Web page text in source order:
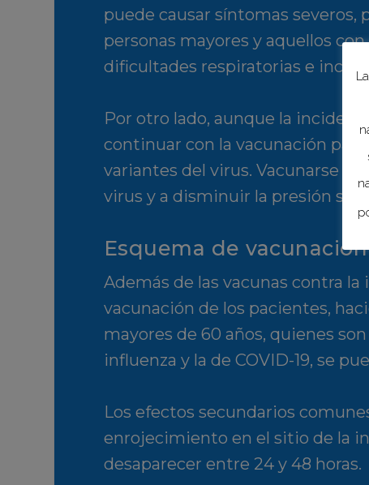
puede causar síntomas
personas mayores y aquellos
dificultades respiratorias e
Por otro lado, aunque la
continuar con la vacunación
variantes del virus. Vacunarse
virus y a disminuir la presión
Esquema de
Además de las vacunas contra la
vacunación de los pacientes,
mayores de 60 años, quienes
influenza y la de COVID-19, se
Los efectos secundarios
enrojecimiento en el sitio de la
desaparecer entre 24 y 48 horas.